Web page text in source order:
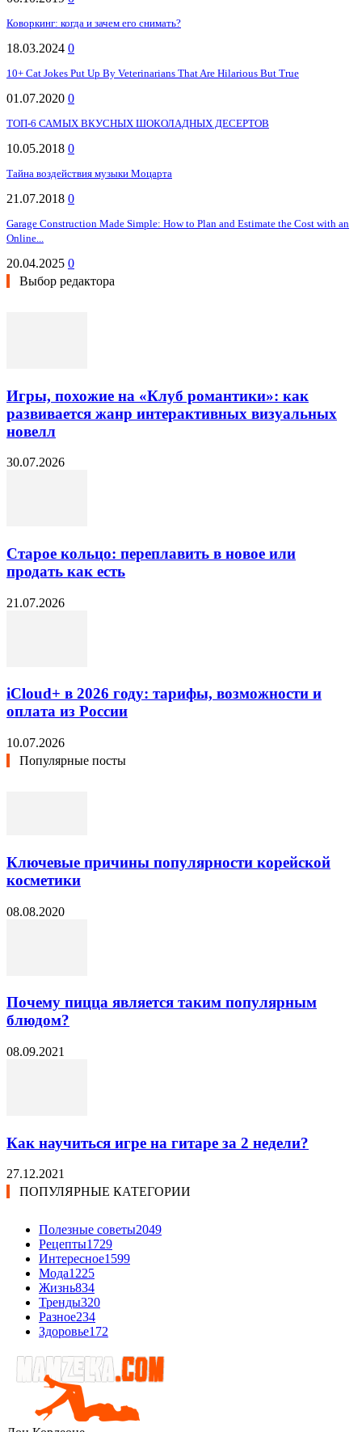
Коворкинг: когда и зачем его снимать?
18.03.2024 0
10+ Cat Jokes Put Up By Veterinarians That Are Hilarious But True
01.07.2020 0
ТОП-6 САМЫХ ВКУСНЫХ ШОКОЛАДНЫХ ДЕСЕРТОВ
10.05.2018 0
Тайна воздействия музыки Моцарта
21.07.2018 0
Garage Construction Made Simple: How to Plan and Estimate the Cost with an
Online...
20.04.2025 0
Выбор редактора
Игры, похожие на «Клуб романтики»: как
развивается жанр интерактивных визуальных
новелл
30.07.2026
Старое кольцо: переплавить в новое или
продать как есть
21.07.2026
iCloud+ в 2026 году: тарифы, возможности и
оплата из России
10.07.2026
Популярные посты
Ключевые причины популярности корейской
косметики
08.08.2020
Почему пицца является таким популярным
блюдом?
08.09.2021
Как научиться игре на гитаре за 2 недели?
27.12.2021
ПОПУЛЯРНЫЕ КАТЕГОРИИ
Полезные советы2049
Рецепты1729
Интересное1599
Мода1225
Жизнь834
Тренды320
Разное234
Здоровье172